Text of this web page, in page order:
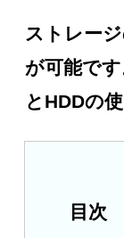
ストレー
が可能で
とHDDの
目次